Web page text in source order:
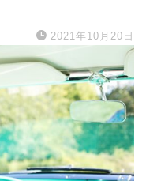
2021年10月20日